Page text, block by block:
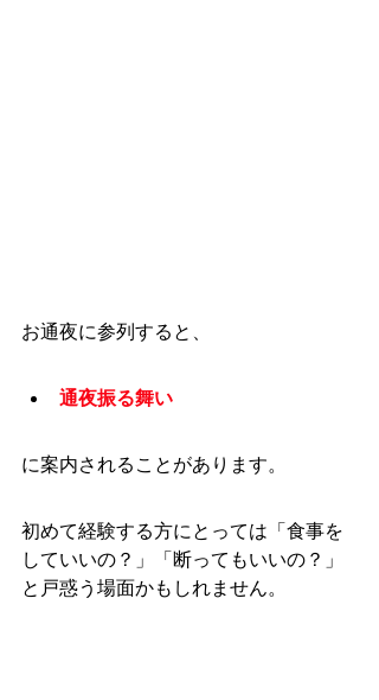
お通夜に参列すると、
通夜振る舞い
に案内されることがあります。
初めて経験する方にとっては「食事を
していいの？」「断ってもいいの？」
と戸惑う場面かもしれません。